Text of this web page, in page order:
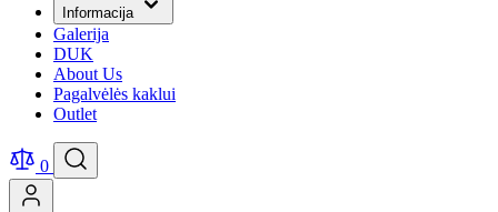
Informacija
Galerija
DUK
About Us
Pagalvėlės kaklui
Outlet
0